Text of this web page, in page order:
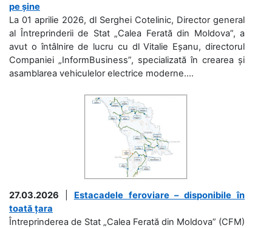
pe șine
La 01 aprilie 2026, dl Serghei Cotelinic, Director general
al Întreprinderii de Stat „Calea Ferată din Moldova”, a
avut o întâlnire de lucru cu dl Vitalie Eșanu, directorul
Companiei „InformBusiness”, specializată în crearea și
asamblarea vehiculelor electrice moderne....
27.03.2026
Estacadele feroviare – disponibile în
toată țara
Întreprinderea de Stat „Calea Ferată din Moldova” (CFM)